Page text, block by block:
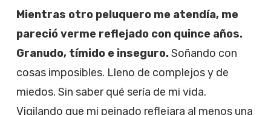
Mientras otro peluquero me atendía, me
pareció verme reflejado con quince años.
Granudo, tímido e inseguro.Soñando con
cosas imposibles. Lleno de complejos y de
miedos. Sin saber qué sería de mi vida.
Vigilando que mi peinado reflejara al menos una